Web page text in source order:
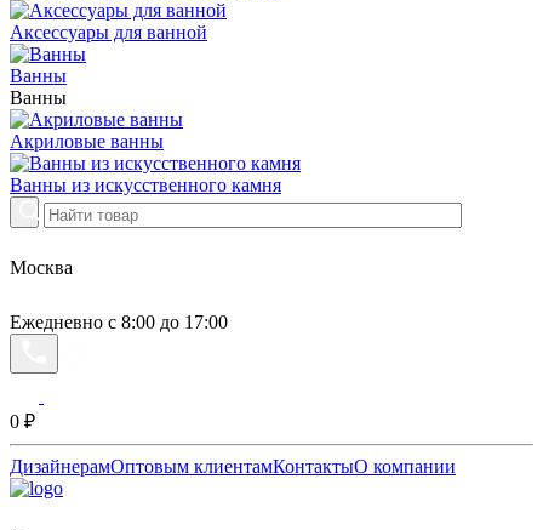
Аксессуары для ванной
Ванны
Ванны
Акриловые ванны
Ванны из искусственного камня
Москва
Ежедневно с 8:00 до 17:00
0 ₽
ДизайнерамОптовым клиентамКонтактыО компании